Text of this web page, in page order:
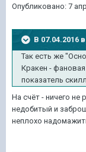
Опубликовано: 7
В 07.04.2016
Так есть же
Кракен -
показатель
На счёт - ничего
недобитый и
неплохо